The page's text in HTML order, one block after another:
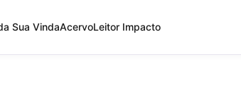
Sua VindaAcervoLeitor Impacto